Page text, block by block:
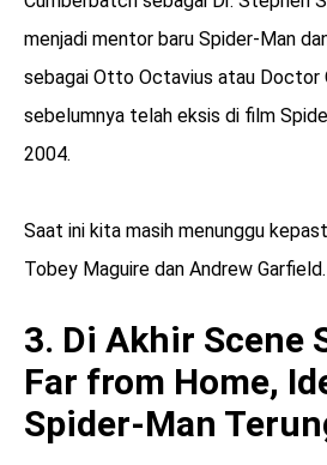
menjadi mentor baru Spider-Man
sebagai Otto Octavius atau Doctor
sebelumnya telah eksis di film
2004.
Saat ini kita masih menunggu
Tobey Maguire dan Andrew Garfield.
3. Di Akhir Scene
Far from Home,
Spider-Man